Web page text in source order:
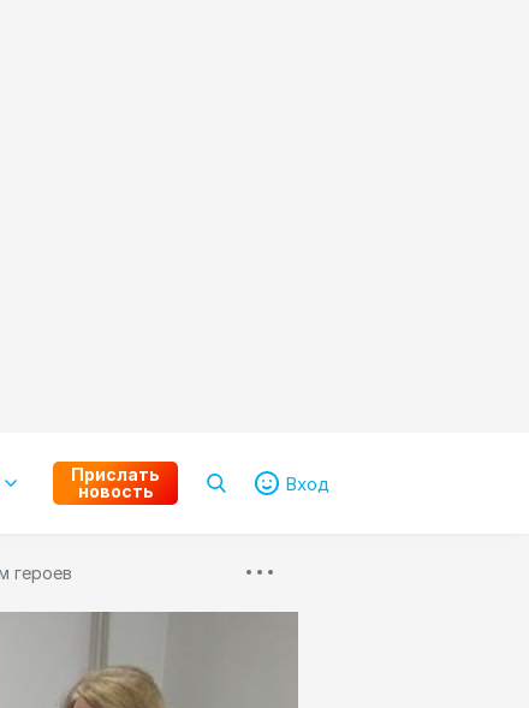
Прислать
новость
Вход
героев